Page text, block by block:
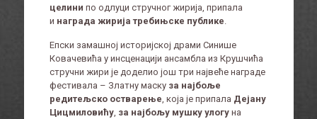
целини по одлуци стручног жирија, припала
и награда жирија требињске публике
Епски замашној историјској драми Синише
Ковачевића у инсценацији ансамбла из Крушчића
стручни жири је доделио још три највеће награде
фестивала – Златну маску за најбоље
редитељско остварење , која је припала Дејану
Цицмиловићу, за најбољу мушку улогуна